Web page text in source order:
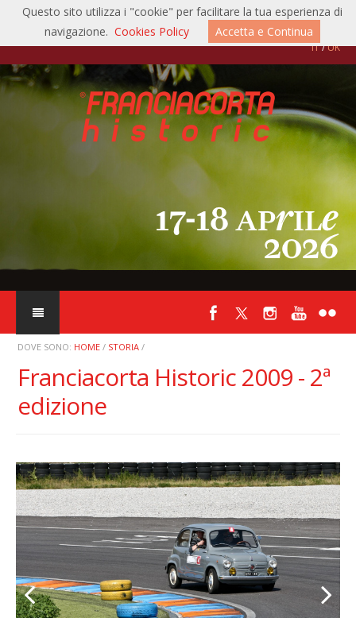
04/05/2026: Auto d'Epoca anno XLII n° 5, maggio 2026 pag. 120-121
22/04/2026:Giornale di Brescia, mercoledì 22 aprile 2026 pag. 39
22/04/2026: motoristorici.it
territoribresciani.it
acisport.it
autoclassicnews.com
19/04/2026:autorace.it
IT/UK
DOVE SONO: HOME / STORIA /
Franciacorta Historic 2009 - 2ª
edizione
Questo sito utilizza i "cookie" per facilitare la tua esperienza di
navigazione. Cookies Policy Accetta e Continua